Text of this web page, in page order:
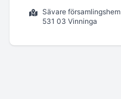
Sävare församlingshem
531 03 Vinninga